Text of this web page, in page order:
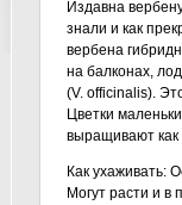
Издавна
знали и как
вербена
на балконах,
(V. officinalis).
Цветки
выращивают как
Как ухаживать:
Могут расти и в